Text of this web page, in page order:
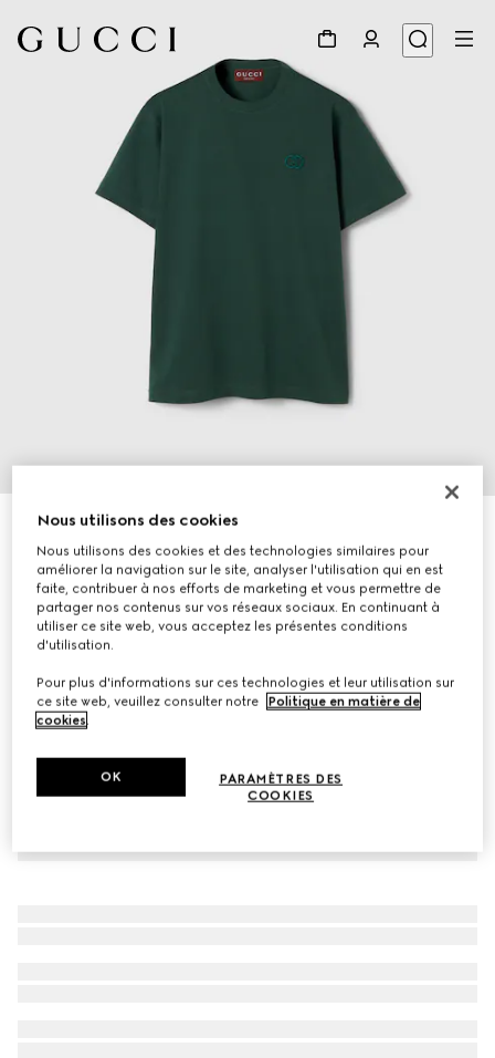
T-shirt en jersey de coton avec broderie
€ 490
Déclinaisons vert
Nous utilisons des cookies
Nous utilisons des cookies et des technologies similaires pour
améliorer la navigation sur le site, analyser l'utilisation qui en est
faite, contribuer à nos efforts de marketing et vous permettre de
partager nos contenus sur vos réseaux sociaux. En continuant à
utiliser ce site web, vous acceptez les présentes conditions
d'utilisation.
Pour plus d'informations sur ces technologies et leur utilisation sur
ce site web, veuillez consulter notre
Politique en matière de
cookies.
PARAMÈTRES DES
COOKIES
OK